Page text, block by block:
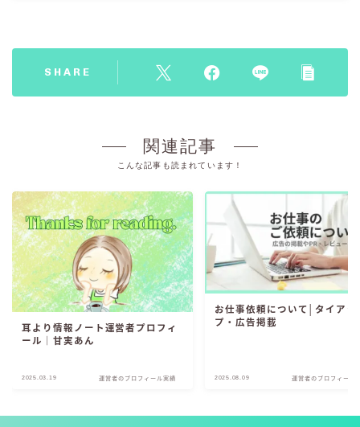
SHARE
関連記事
こんな記事も読まれています！
耳より情報ノート運営者プロフィ
ール｜甘実あん
2025.03.19 運営者のプロフィール実績
お仕事依頼について│タイアッ
プ・広告掲載
2025.08.09 運営者のプロフィール